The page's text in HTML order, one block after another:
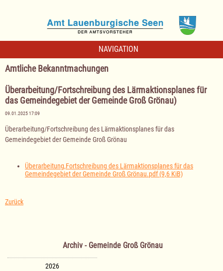
NAVIGATION
Amtliche Bekanntmachungen
Überarbeitung/Fortschreibung des Lärmaktionsplanes für
das Gemeindegebiet der Gemeinde Groß Grönau)
09.01.2025 17:09
Überarbeitung/Fortschreibung des Lärmaktionsplanes für das
Gemeindegebiet der Gemeinde Groß Grönau
Überarbeitung,Fortschreibung des Lärmaktionsplanes für das
Gemeindegebiet der Gemeinde Groß Grönau.pdf(9,6 KiB)
Zurück
Archiv - Gemeinde Groß Grönau
2026